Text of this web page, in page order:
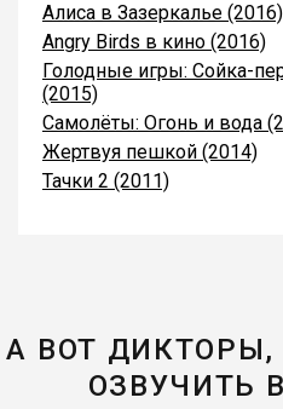
Алиса в Зазеркалье (2016)
Angry Birds в кино (2016)
Голодные игры: Сойка-
(2015)
Самолёты: Огонь и вода
Жертвуя пешкой (2014)
Тачки 2 (2011)
А ВОТ
ОЗВУЧИТЬ